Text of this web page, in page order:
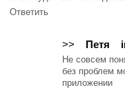
Ответить
>> Петя
Не совсем
без проблем
приложении